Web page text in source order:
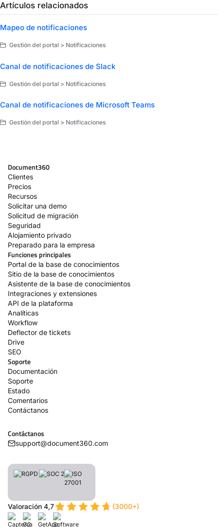
Artículos relacionados
Mapeo de notificaciones
Gestión del portal > Notificaciones
Canal de notificaciones de Slack
Gestión del portal > Notificaciones
Canal de notificaciones de Microsoft Teams
Gestión del portal > Notificaciones
Document360
Clientes
Precios
Recursos
Solicitar una demo
Solicitud de migración
Seguridad
Alojamiento privado
Preparado para la empresa
Funciones principales
Portal de la base de conocimientos
Sitio de la base de conocimientos
Asistente de la base de conocimientos
Integraciones y extensiones
API de la plataforma
Analíticas
Workflow
Deflector de tickets
Drive
SEO
Soporte
Documentación
Soporte
Estado
Comentarios
Contáctanos
Contáctanos
support@document360.com
Valoración 4,7 (3000+)